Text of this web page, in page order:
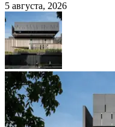
5 августа, 2026